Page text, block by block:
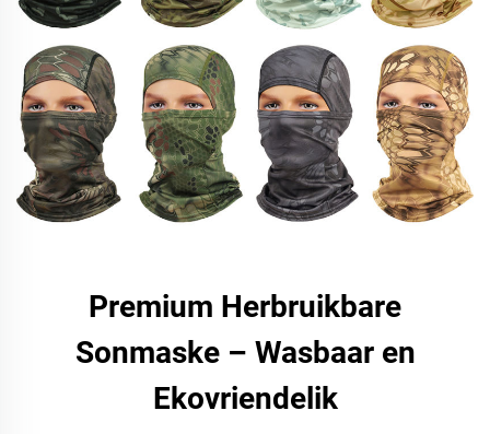
Premium Herbruikbare
Sonmaske – Wasbaar en
Ekovriendelik